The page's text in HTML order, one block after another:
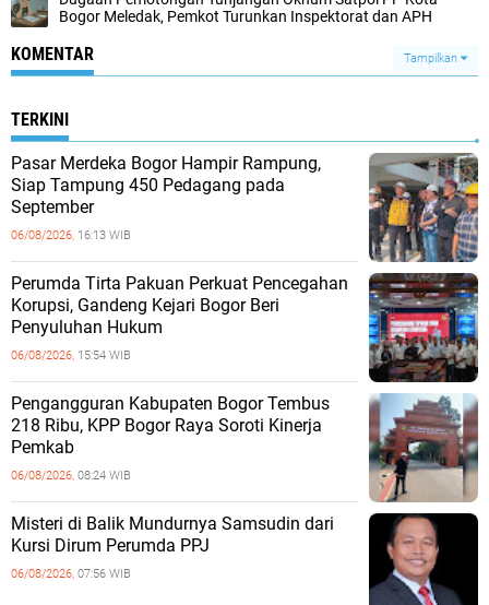
Bogor Meledak, Pemkot Turunkan Inspektorat dan APH
KOMENTAR Tampilkan
TERKINI
Pasar Merdeka Bogor Hampir Rampung,
Siap Tampung 450 Pedagang pada
September
06/08/2026, 16:13 WIB
Perumda Tirta Pakuan Perkuat Pencegahan
Korupsi, Gandeng Kejari Bogor Beri
Penyuluhan Hukum
06/08/2026, 15:54 WIB
Pengangguran Kabupaten Bogor Tembus
218 Ribu, KPP Bogor Raya Soroti Kinerja
Pemkab
06/08/2026, 08:24 WIB
Misteri di Balik Mundurnya Samsudin dari
Kursi Dirum Perumda PPJ
06/08/2026, 07:56 WIB